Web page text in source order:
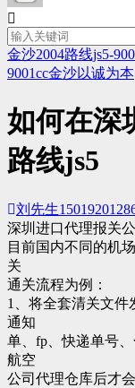
金沙2004路线js5-
9001cc金沙以诚为本
如何在深
路线js5
刘先生
深圳进口代理报关
目前国内不同的机
关
通关流程为例：
1、将全套清关文
通知
单、fp、快递单号
航空
公司代理仓库后才